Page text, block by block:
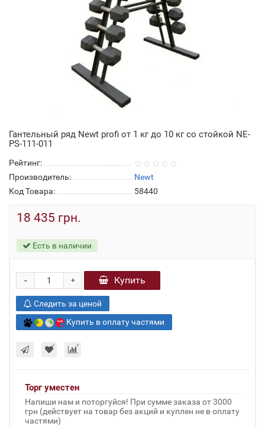
Гантельный ряд Newt profi от 1 кг до 10 кг со стойкой NE-
PS-111-011
Рейтинг:
Производитель:
Newt
Код Товара:
58440
18 435 грн.
Есть в наличии
+
- Купить
Следить за ценой
Купить в оплату частями
Торг уместен
Напиши нам и поторгуйся! При сумме заказа от 3000
грн (действует на товар без акций и куплен не в оплату
частями)